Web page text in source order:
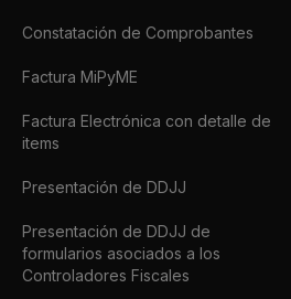
Constatación de Comprobantes
Factura MiPyME
Factura Electrónica con detalle de
items
Presentación de DDJJ
Presentación de DDJJ de
formularios asociados a los
Controladores Fiscales